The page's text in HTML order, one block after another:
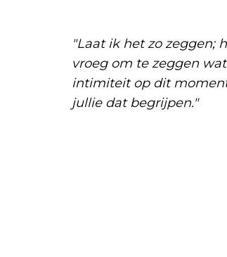
"Laat ik het zo zeggen;
vroeg om te zeggen
intimiteit op dit
jullie dat begrijpen."